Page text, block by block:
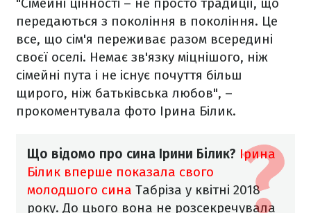
передаються з покоління в покоління. Це
все, що сім'я переживає разом всередині
своєї оселі. Немає зв'язку міцнішого, ніж
сімейні пута і не існує почуття більш
щирого, ніж батьківська любов", –
прокоментувала фото Ірина Білик.
Що відомо про сина Ірини Білик? Ірина
Білик вперше показала свого
молодшого сина Табріза у квітні 2018
року. До цього вона не розсекречувала